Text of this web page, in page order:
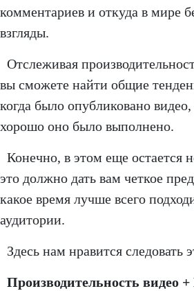
комментариев и откуда в мире
взгляды.
Отслеживая
вы сможете найти общие
когда было опубликовано
хорошо оно было выполнено.
Конечно, в этом еще остается
это должно дать вам четкое
какое время лучше всего
аудитории.
Здесь нам нравится следовать
Производительность видео